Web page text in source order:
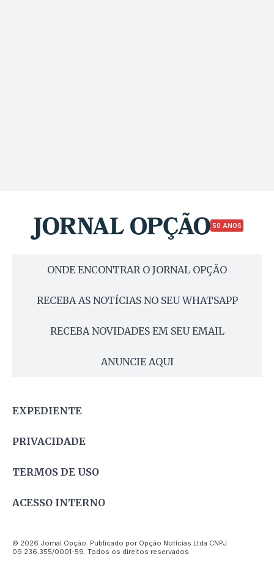
50 ANOS
ONDE ENCONTRAR O JORNAL OPÇÃO
RECEBA AS NOTÍCIAS NO SEU WHATSAPP
RECEBA NOVIDADES EM SEU EMAIL
ANUNCIE AQUI
EXPEDIENTE
PRIVACIDADE
TERMOS DE USO
ACESSO INTERNO
© 2026 Jornal Opção. Publicado por Opção Notícias Ltda CNPJ
09.236.355/0001-59. Todos os direitos reservados.